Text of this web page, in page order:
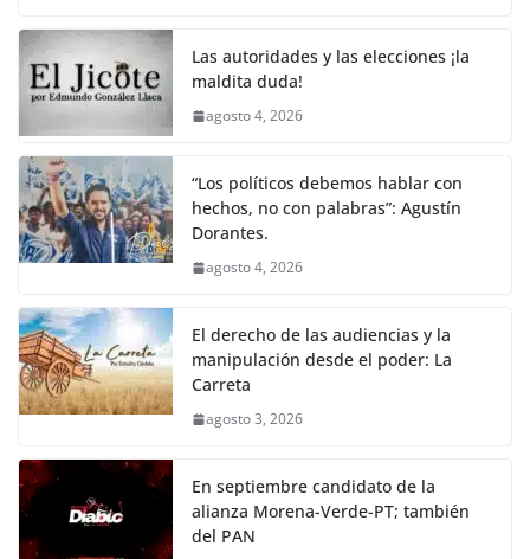
k
c
e
b
o
o
k
itt
er s
A
p
y
Li
k
gr e
Las autoridades y las elecciones ¡la
maldita duda!
agosto 4, 2026
“Los políticos debemos hablar con
hechos, no con palabras”: Agustín
Dorantes.
agosto 4, 2026
El derecho de las audiencias y la
manipulación desde el poder: La
Carreta
agosto 3, 2026
En septiembre candidato de la
alianza Morena-Verde-PT; también
del PAN